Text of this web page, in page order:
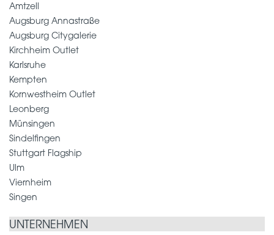
Amtzell
Augsburg Annastraße
Augsburg Citygalerie
Kirchheim Outlet
Karlsruhe
Kempten
Kornwestheim Outlet
Leonberg
Münsingen
Sindelfingen
Stuttgart Flagship
Ulm
Viernheim
Singen
UNTERNEHMEN